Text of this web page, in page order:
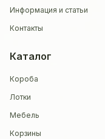
Информация и статьи
Контакты
Каталог
Короба
Лотки
Мебель
Корзины